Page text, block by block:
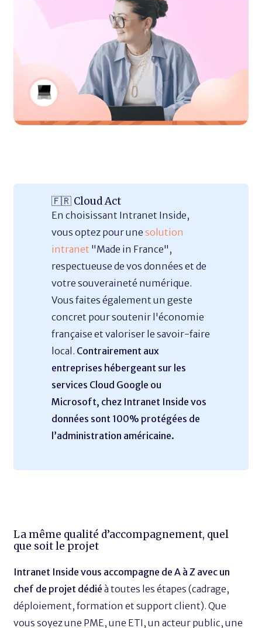
🇫🇷 Cloud Act
En choisissant Intranet Inside,
vous optez pour unesolution
intranet "Made in France",
respectueuse de vos données et de
votre souveraineté numérique.
Vous faites également un geste
concret pour soutenir l'économie
française et valoriser le savoir-faire
local. Contrairement aux
entreprises hébergeant sur les
services Cloud Google ou
Microsoft, chez Intranet Inside vos
données sont 100% protégées de
l’administration américaine.
La même qualité d’accompagnement, quel
que soit le projet
Intranet Inside vous accompagne de A à Z avec un
chef de projet dédié à toutes les étapes (cadrage,
déploiement, formation et support client). Que
vous soyez une PME, une ETI, un acteur public, une